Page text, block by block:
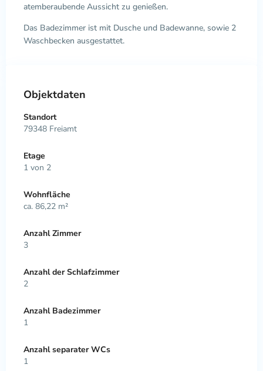
atemberaubende Aussicht zu genießen.
Das Badezimmer ist mit Dusche und Badewanne, sowie 2
Waschbecken ausgestattet.
Objektdaten
Standort
79348 Freiamt
Etage
1 von 2
Wohnfläche
ca. 86,22 m²
Anzahl Zimmer
3
Anzahl der Schlafzimmer
2
Anzahl Badezimmer
1
Anzahl separater WCs
1